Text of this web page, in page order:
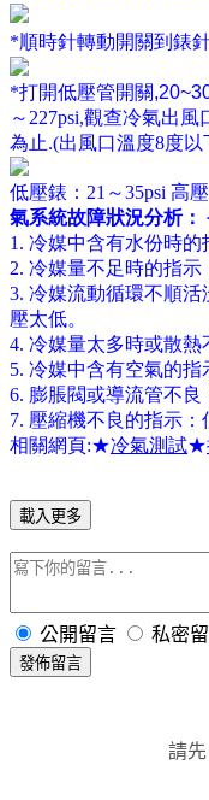
*順時針轉動開關到錶
*打開低壓管開關
～ 227psi,觀查冷氣出風
為止.(出風口溫度8度以
低壓錶 ： 21 ～35psi 高壓
氣系統故障狀況分析：
1. 冷媒中含有水份時的
2. 冷媒量不足時的指示
3. 冷媒流動循環不順活
壓太低。
4. 冷媒量太多時或散熱
5. 冷媒中含有空氣的指
6. 膨脹閥或導流管不良
7. 壓縮機不良的指示：
相關網頁:★冷氣測試★
載入更多
公開留言 私密
發佈留言
請先